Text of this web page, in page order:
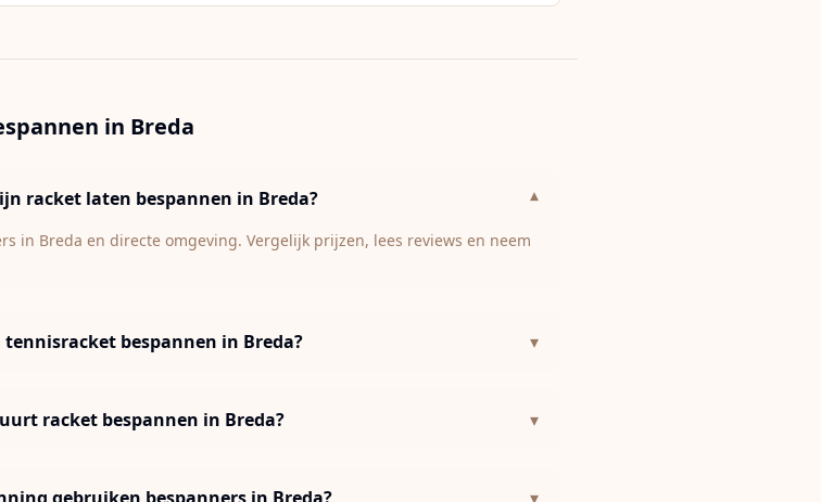
in Breda
racket laten bespannen in Breda? ▾
in Breda en directe omgeving. Vergelijk prijzen, lees reviews en neem
tennisracket bespannen in Breda? ▾
racket bespannen in Breda? ▾